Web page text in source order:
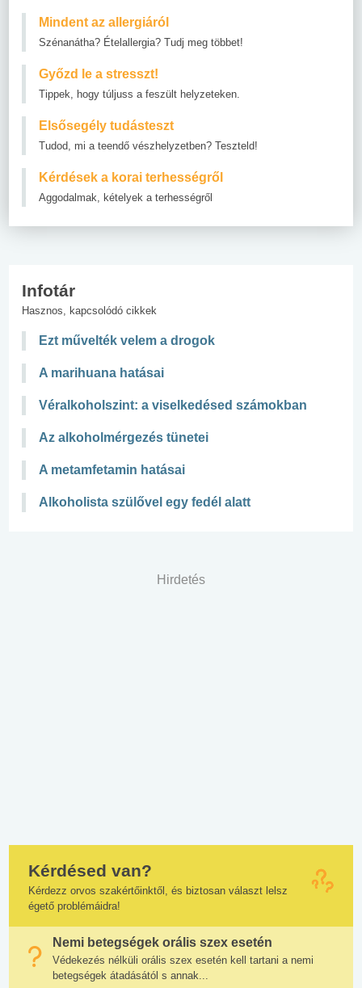
Mindent az allergiáról
Szénanátha? Ételallergia? Tudj meg többet!
Győzd le a stresszt!
Tippek, hogy túljuss a feszült helyzeteken.
Elsősegély tudásteszt
Tudod, mi a teendő vészhelyzetben? Teszteld!
Kérdések a korai terhességről
Aggodalmak, kételyek a terhességről
Infotár
Hasznos, kapcsolódó cikkek
Ezt művelték velem a drogok
A marihuana hatásai
Véralkoholszint: a viselkedésed számokban
Az alkoholmérgezés tünetei
A metamfetamin hatásai
Alkoholista szülővel egy fedél alatt
Hirdetés
Kérdésed van?
Kérdezz orvos szakértőinktől, és biztosan választ lelsz
égető problémáidra!
Nemi betegségek orális szex esetén
Védekezés nélküli orális szex esetén kell tartani a nemi
betegségek átadásától s annak...